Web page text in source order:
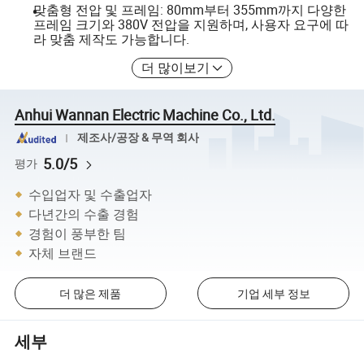
맞춤형 전압 및 프레임: 80mm부터 355mm까지 다양한
프레임 크기와 380V 전압을 지원하며, 사용자 요구에 따
라 맞춤 제작도 가능합니다.
더 많이보기
Anhui Wannan Electric Machine Co., Ltd.
제조사/공장 & 무역 회사
평가 5.0/5
수입업자 및 수출업자
다년간의 수출 경험
경험이 풍부한 팀
자체 브랜드
더 많은 제품 기업 세부 정보
세부